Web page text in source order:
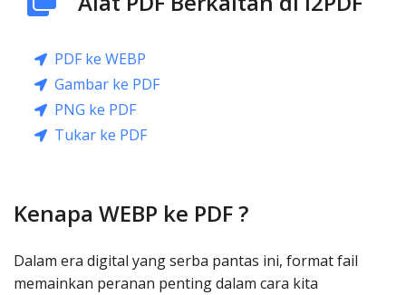
PDF ke WEBP
Gambar ke PDF
PNG ke PDF
Tukar ke PDF
Kenapa WEBP ke PDF ?
Dalam era digital yang serba pantas ini, format fail
memainkan peranan penting dalam cara kita